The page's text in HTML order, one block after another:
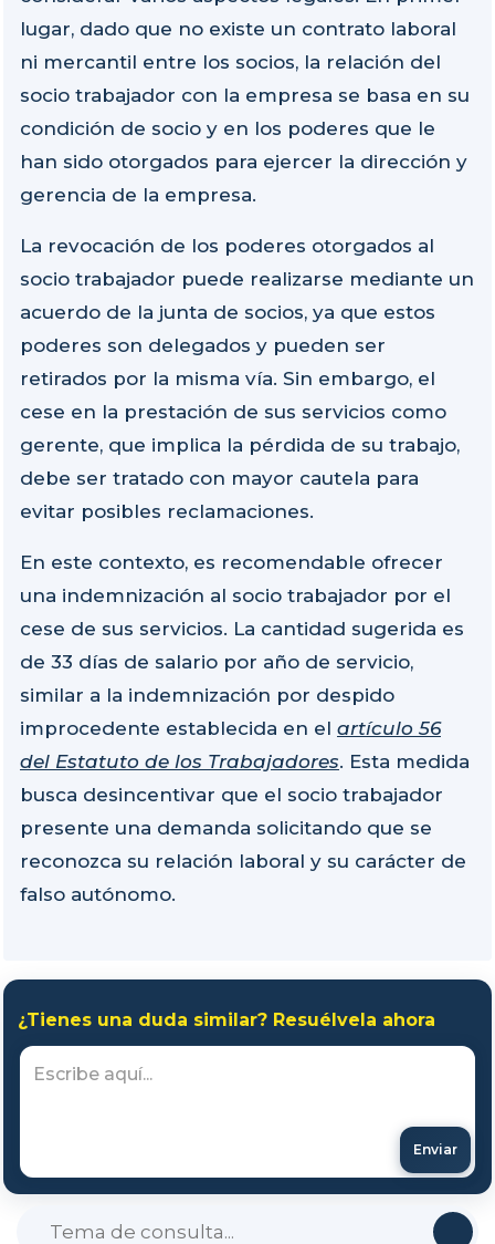
lugar, dado que no existe un contrato laboral
ni mercantil entre los socios, la relación del
socio trabajador con la empresa se basa en su
condición de socio y en los poderes que le
han sido otorgados para ejercer la dirección y
gerencia de la empresa.
La revocación de los poderes otorgados al
socio trabajador puede realizarse mediante un
acuerdo de la junta de socios, ya que estos
poderes son delegados y pueden ser
retirados por la misma vía. Sin embargo, el
cese en la prestación de sus servicios como
gerente, que implica la pérdida de su trabajo,
debe ser tratado con mayor cautela para
evitar posibles reclamaciones.
En este contexto, es recomendable ofrecer
una indemnización al socio trabajador por el
cese de sus servicios. La cantidad sugerida es
de 33 días de salario por año de servicio,
similar a la indemnización por despido
improcedente establecida en el artículo 56
del Estatuto de los Trabajadores. Esta medida
busca desincentivar que el socio trabajador
presente una demanda solicitando que se
reconozca su relación laboral y su carácter de
falso autónomo.
¿Tienes una duda similar? Resuélvela ahora
Enviar